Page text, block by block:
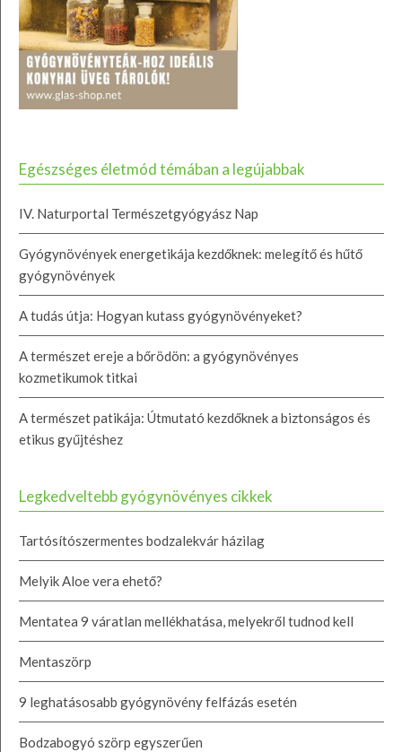
Egészséges életmód témában a legújabbak
IV. Naturportal Természetgyógyász Nap
Gyógynövények energetikája kezdőknek: melegítő és hűtő
gyógynövények
A tudás útja: Hogyan kutass gyógynövényeket?
A természet ereje a bőrödön: a gyógynövényes
kozmetikumok titkai
A természet patikája: Útmutató kezdőknek a biztonságos és
etikus gyűjtéshez
Legkedveltebb gyógynövényes cikkek
Tartósítószermentes bodzalekvár házilag
Melyik Aloe vera ehető?
Mentatea 9 váratlan mellékhatása, melyekről tudnod kell
Mentaszörp
9 leghatásosabb gyógynövény felfázás esetén
Bodzabogyó szörp egyszerűen